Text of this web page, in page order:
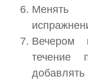
Менять
Вечером
течение